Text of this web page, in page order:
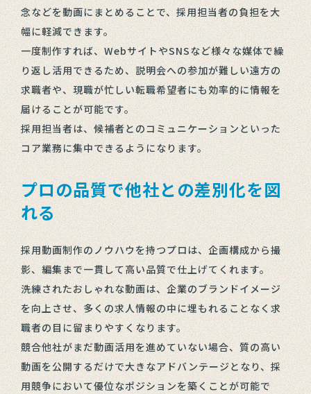
念などを動画にまとめることで、採用担当者の負担を大
幅に軽減できます。
一度制作すれば、WebサイトやSNSなど様々な媒体で繰
り返し活用できるため、説明会への参加が難しい遠方の
求職者や、現職が忙しい転職希望者にも効率的に情報を
届けることが可能です。
採用担当者は、候補者とのコミュニケーションといった
コア業務に集中できるようになります。
プロの品質で他社との差別化を図
れる
採用動画制作のノウハウを持つプロは、企画構成から撮
影、編集まで一貫して高い品質で仕上げてくれます。
洗練されたおしゃれな動画は、企業のブランドイメージ
を向上させ、多くの求人情報の中に埋もれることなく求
職者の目に留まりやすくなります。
競合他社がまだ動画活用を進めていない場合、質の高い
動画を公開するだけで大きなアドバンテージとなり、採
用競争において優位なポジションを築くことが可能で